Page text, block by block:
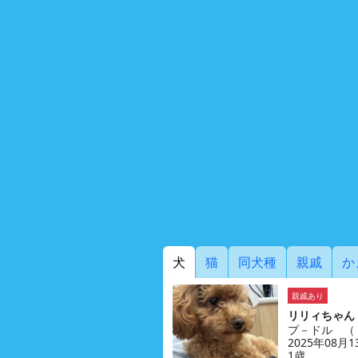
犬 猫 同犬種 親戚 か
親戚あり
リリィちゃん
プ－ドル （
2025年08月
1歳